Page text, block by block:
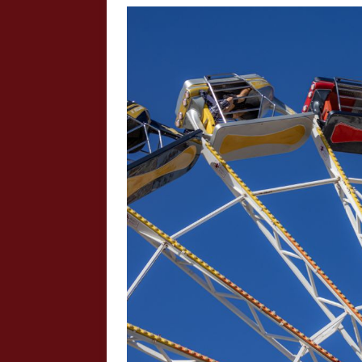
Crazy Outback (Kollmann) -
Bilder
Schau Dir hier Bilder vom
Outback" an.